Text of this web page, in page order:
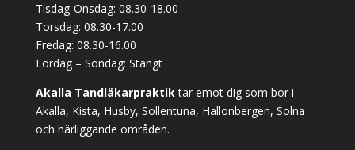
Tisdag-Onsdag: 08.30-18.00
Torsdag: 08.30-17.00
Fredag: 08.30-16.00
Lördag – Söndag: Stängt
Akalla Tandläkarpraktiktar emot dig som bor i
Akalla, Kista, Husby, Sollentuna, Hallonbergen, Solna
och närliggande områden.